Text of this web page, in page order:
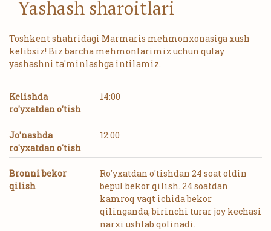
Yashash sharoitlari
Toshkent shahridagi Marmaris mehmonxonasiga xush
kelibsiz! Biz barcha mehmonlarimiz uchun qulay
yashashni ta'minlashga intilamiz.
Kelishda
ro'yxatdan o'tish
14:00
Jo'nashda
ro'yxatdan o'tish
12:00
Bronni bekor
qilish
Ro'yxatdan o'tishdan 24 soat oldin
bepul bekor qilish. 24 soatdan
kamroq vaqt ichida bekor
qilinganda, birinchi turar joy kechasi
narxi ushlab qolinadi.